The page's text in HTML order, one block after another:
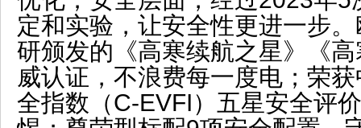
定和实验，让安全性更进一步
研颁发的《高寒续航之星》《
威认证，不浪费每一度电；荣
全指数（C-EVFI）五星安全评